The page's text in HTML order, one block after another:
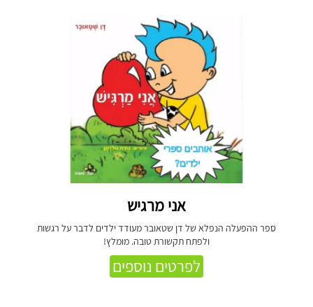
אני מרגיש
ספר ההפעלה הנפלא של דן שטאובר מעודד ילדים לדבר על רגשות
ולפתח תקשורת טובה. מומלץ!
לפרטים נוספים